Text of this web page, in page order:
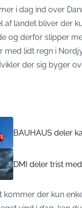
i dag ind over
af landet bliver der
og derfor slipper
med lidt regn i
der sig byger
BAUHAUS deler
DMI deler trist
kommer der kun